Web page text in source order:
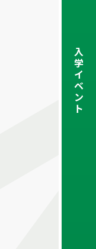
入
学
イ
ベ
ン
ト